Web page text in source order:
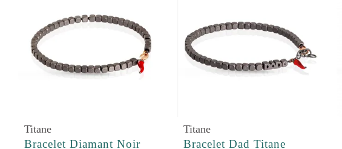
Titane
Bracelet Diamant Noir
Titane
Bracelet Dad Titane